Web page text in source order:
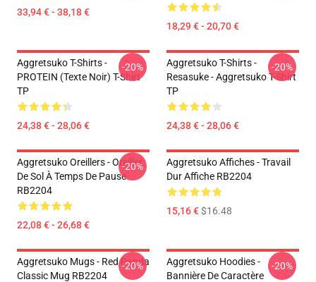
33,94 € - 38,18 €
18,29 € - 20,70 €
Aggretsuko T-Shirts -
PROTEIN (texte Noir) T-Shirt
TP
24,38 € - 28,06 €
-20%
Aggretsuko T-Shirts -
Resasuke - Aggretsuko T-Shirt
TP
24,38 € - 28,06 €
-20%
Aggretsuko Oreillers - Oreiller
De Sol À Temps De Pause
RB2204
22,08 € - 26,68 €
-20%
Aggretsuko Affiches - Travail
Dur Affiche RB2204
15,16 €$16.48
Aggretsuko Mugs - Red Panda
Classic Mug RB2204
-20%
Aggretsuko Hoodies -
Bannière De Caractère
-20%